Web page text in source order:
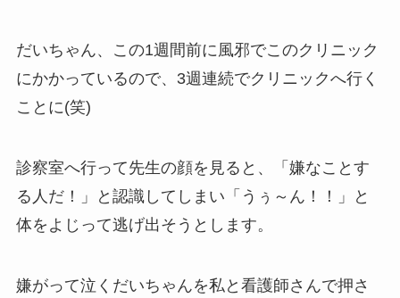
だいちゃん、この1週間前に風邪でこのクリニック
にかかっているので、3週連続でクリニックへ行く
ことに(笑)
診察室へ行って先生の顔を見ると、「嫌なことす
る人だ！」と認識してしまい「うぅ～ん！！」と
体をよじって逃げ出そうとします。
嫌がって泣くだいちゃんを私と看護師さんで押さ